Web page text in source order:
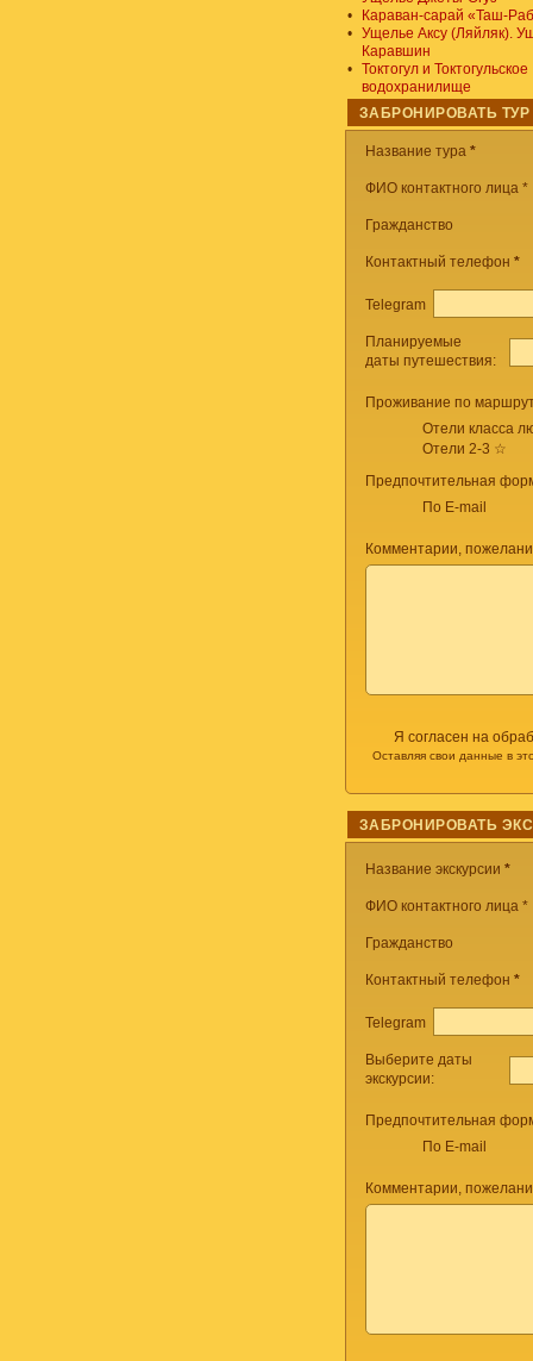
•
Караван-сарай «Таш-
• Ущелье Аксу (Ляйляк).
Каравшин
• Токтогул и Токтогульское
водохранилище
ЗАБРОНИРОВАТЬ ТУР
Название тура *
ФИО контактного лица *
Гражданство
Контактный телефон *
Telegram
Планируемые
даты путешествия:
Проживание по
Отели класса
Отели 2-3 ☆
Предпочтительная
По E-mail
Комментарии,
Я согласен на
Оставляя свои данные в
ЗАБРОНИРОВАТЬ
Название экскурсии *
ФИО контактного лица *
Гражданство
Контактный телефон *
Telegram
Выберите даты
экскурсии:
Предпочтительная
По E-mail
Комментарии,